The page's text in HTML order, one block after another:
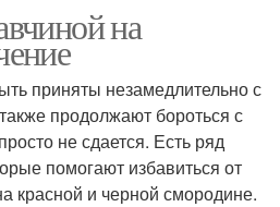
на
приняты незамедлительно с
продолжают бороться с
не сдается. Есть ряд
помогают избавиться от
красной и черной смородине.